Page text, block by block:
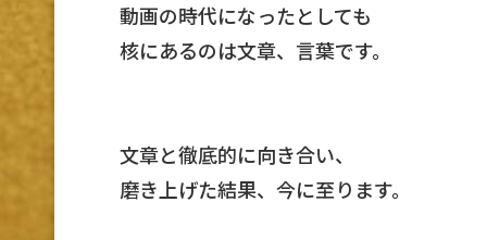
動画の時代になったとしても
核にあるのは文章、言葉です。
文章と徹底的に向き合い、
磨き上げた結果、今に至ります。